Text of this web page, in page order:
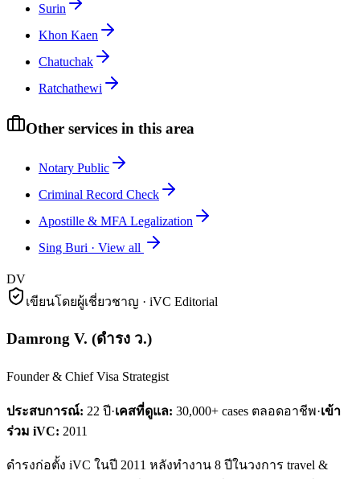
Surin
Khon Kaen
Chatuchak
Ratchathewi
Other services in this area
Notary Public
Criminal Record Check
Apostille & MFA Legalization
Sing Buri · View all
DV
เขียนโดยผู้เชี่ยวชาญ · iVC Editorial
Damrong V. (ดำรง ว.)
Founder & Chief Visa Strategist
ประสบการณ์: 22 ปี·เคสที่ดูแล: 30,000+ cases ตลอดอาชีพ·เข้า
ร่วม iVC: 2011
ดำรงก่อตั้ง iVC ในปี 2011 หลังทำงาน 8 ปีในวงการ travel &